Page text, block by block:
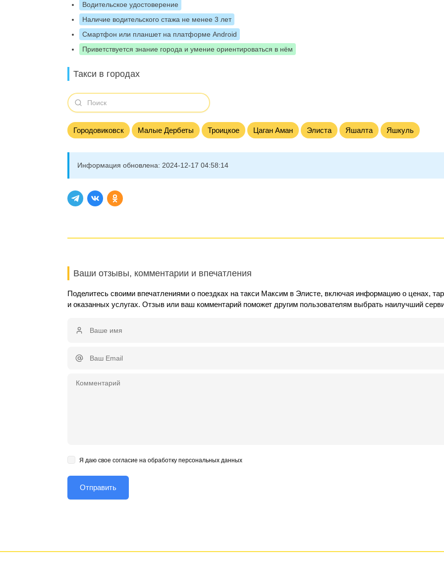
Водительское удостоверение
Наличие водительского стажа не менее 3 лет
Смартфон или планшет на платформе Android
Приветствуется знание города и умение ориентироваться в нём
Такси в городах
Городовиковск Малые Дербеты Троицкое Цаган Аман Элиста Яшалта Яшкуль
Информация обновлена: 2024-12-17 04:58:14
Ваши отзывы, комментарии и впечатления
Поделитесь своими впечатлениями о поездках на такси Максим в Элисте, включая информацию о ценах,
и оказанных услугах. Отзыв или ваш комментарий поможет другим пользователям выбрать наилучший
Я даю свое согласие на обработку персональных данных